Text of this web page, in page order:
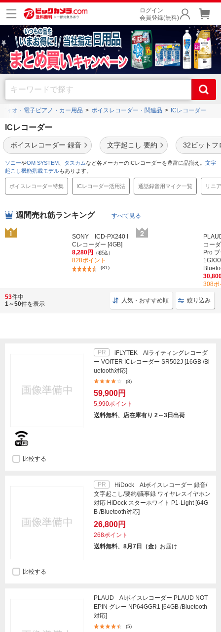
ログイン
会員登録(無料)
ィオ・電子ピアノ・カー用品 ボイスレコーダー・関連品 ICレコーダー
ICレコーダー
ボイスレコーダー 録音 文字起こし 要約 32ビットフ
ソニーやOM SYSTEM タスカムなど各メーカーのICレコーダーを豊富に品揃え。 文字
起こし機能搭載モデルもあります。
ボイスレコーダー特集 ICレコーダー活用法 通話録音用マイク一覧 リニ
週間売れ筋ランキング すべて見る
SONY ICD-PX240 I
Cレコーダー [4GB]
8,280円
（税込）
828ポイント
(81)
コー
Pro
308ポ
53件中
1～50件を表示 人気・おすすめ順 絞り込み
PR
iFLYTEK AIライティングレコーダ
ー VOITER ICレコーダー SR502J [16GB /Bl
uetooth対応]
(8)
59,900円
5,990ポイント
送料無料、店在庫有り 2～3日出荷
比較する
PR
HiDock AIボイスレコーダー 録音/
文字起こし/要約/議事録 ワイヤレスイヤホン
対応 HiDock スターホワイト P1-Light [64G
B /Bluetooth対応]
26,800円
268ポイント
送料無料、8月7日（金） お届け
比較する
PLAUD AIボイスレコーダー PLAUD NOT
EPIN グレー NP64GGR1 [64GB /Bluetooth
対応]
(5)